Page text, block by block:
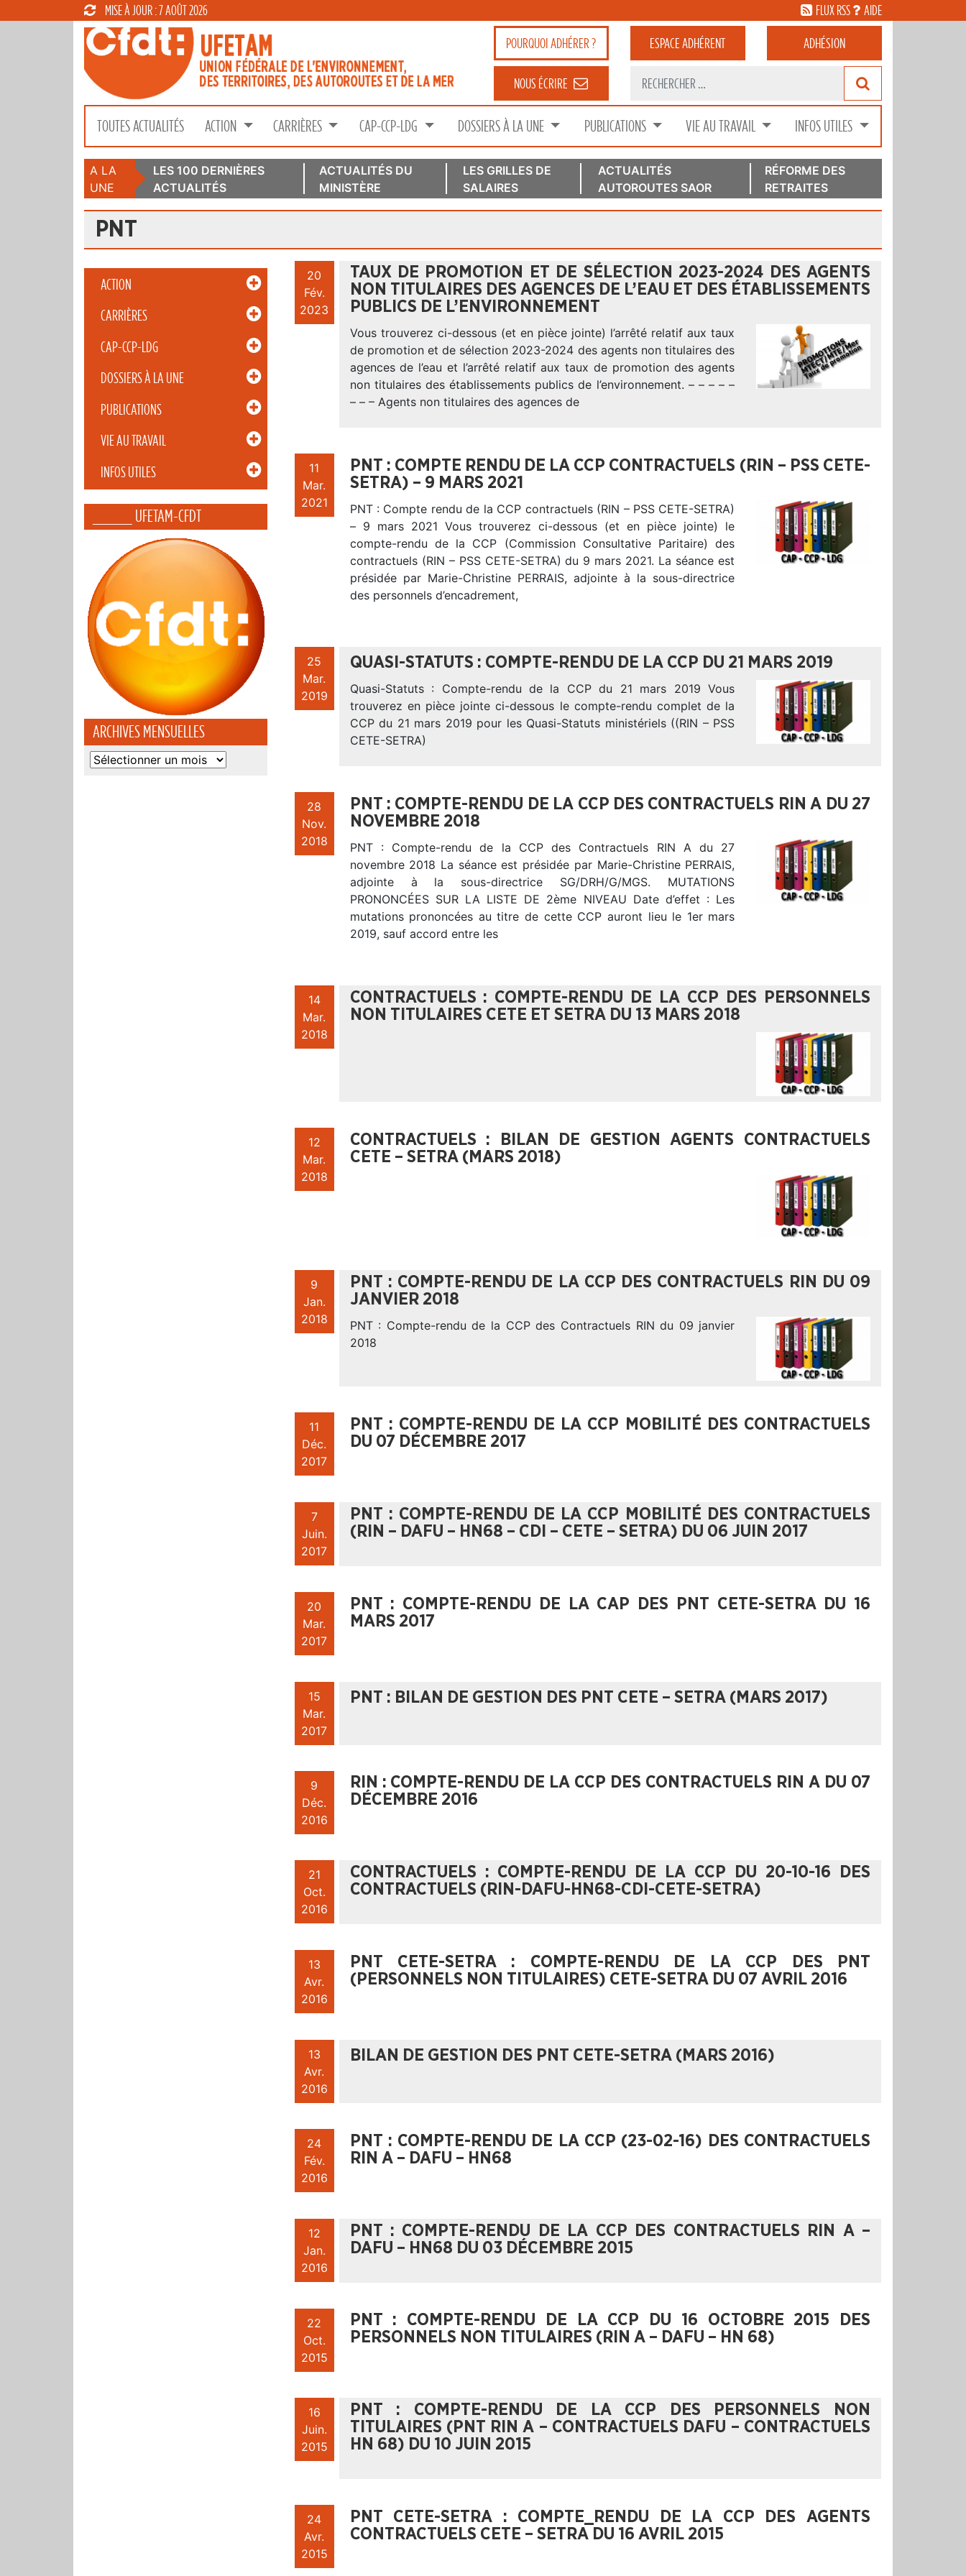
MISE À JOUR : 7 AOÛT 2026 FLUX RSS AIDE
POURQUOIADHÉRER ? ESPACEADHÉRENT ADHÉSION
NOUS ÉCRIRE
TOUTES ACTUALITÉS ACTION CARRIÈRES CAP-CCP-LDG DOSSIERS À LA UNE PUBLICATIONS VIE AU TRAVAIL INFOS UTILES
A LA
UNE
LES 100 DERNIÈRES
ACTUALITÉS
ACTUALITÉS DU
MINISTÈRE
LES GRILLES DE
SALAIRES
ACTUALITÉS
AUTOROUTES SAOR
RÉFORME DES
RETRAITES
PNT
ACTION
CARRIÈRES
CAP-CCP-LDG
DOSSIERS À LA UNE
PUBLICATIONS
VIE AU TRAVAIL
INFOS UTILES
_____ UFETAM-CFDT
ARCHIVES MENSUELLES
Archives
20
Fév.
2023
TAUX DE PROMOTION ET DE SÉLECTION 2023-2024 DES AGENTS
NON TITULAIRES DES AGENCES DE L’EAU ET DES ÉTABLISSEMENTS
PUBLICS DE L’ENVIRONNEMENT
Vous trouverez ci-dessous (et en pièce jointe) l’arrêté relatif aux taux
de promotion et de sélection 2023-2024 des agents non titulaires des
agences de l’eau et l’arrêté relatif aux taux de promotion des agents
non titulaires des établissements publics de l’environnement. – – – – –
– – – Agents non titulaires des agences de
11
Mar.
2021
PNT : COMPTE RENDU DE LA CCP CONTRACTUELS (RIN – PSS CETE-
SETRA) – 9 MARS 2021
PNT : Compte rendu de la CCP contractuels (RIN – PSS CETE-SETRA)
– 9 mars 2021 Vous trouverez ci-dessous (et en pièce jointe) le
compte-rendu de la CCP (Commission Consultative Paritaire) des
contractuels (RIN – PSS CETE-SETRA) du 9 mars 2021. La séance est
présidée par Marie-Christine PERRAIS, adjointe à la sous-directrice
des personnels d’encadrement,
25
Mar.
2019
QUASI-STATUTS : COMPTE-RENDU DE LA CCP DU 21 MARS 2019
Quasi-Statuts : Compte-rendu de la CCP du 21 mars 2019 Vous
trouverez en pièce jointe ci-dessous le compte-rendu complet de la
CCP du 21 mars 2019 pour les Quasi-Statuts ministériels ((RIN – PSS
CETE-SETRA)
28
Nov.
2018
PNT : COMPTE-RENDU DE LA CCP DES CONTRACTUELS RIN A DU 27
NOVEMBRE 2018
PNT : Compte-rendu de la CCP des Contractuels RIN A du 27
novembre 2018 La séance est présidée par Marie-Christine PERRAIS,
adjointe à la sous-directrice SG/DRH/G/MGS. MUTATIONS
PRONONCÉES SUR LA LISTE DE 2ème NIVEAU Date d’effet : Les
mutations prononcées au titre de cette CCP auront lieu le 1er mars
2019, sauf accord entre les
14
Mar.
2018
CONTRACTUELS : COMPTE-RENDU DE LA CCP DES PERSONNELS
NON TITULAIRES CETE ET SETRA DU 13 MARS 2018
12
Mar.
2018
CONTRACTUELS : BILAN DE GESTION AGENTS CONTRACTUELS
CETE – SETRA (MARS 2018)
9
Jan.
2018
PNT : COMPTE-RENDU DE LA CCP DES CONTRACTUELS RIN DU 09
JANVIER 2018
PNT : Compte-rendu de la CCP des Contractuels RIN du 09 janvier
2018
11
Déc.
2017
PNT : COMPTE-RENDU DE LA CCP MOBILITÉ DES CONTRACTUELS
DU 07 DÉCEMBRE 2017
7
Juin.
2017
PNT : COMPTE-RENDU DE LA CCP MOBILITÉ DES CONTRACTUELS
(RIN – DAFU – HN68 – CDI – CETE – SETRA) DU 06 JUIN 2017
20
Mar.
2017
PNT : COMPTE-RENDU DE LA CAP DES PNT CETE-SETRA DU 16
MARS 2017
15
Mar.
2017
PNT : BILAN DE GESTION DES PNT CETE – SETRA (MARS 2017)
9
Déc.
2016
RIN : COMPTE-RENDU DE LA CCP DES CONTRACTUELS RIN A DU 07
DÉCEMBRE 2016
21
Oct.
2016
CONTRACTUELS : COMPTE-RENDU DE LA CCP DU 20-10-16 DES
CONTRACTUELS (RIN-DAFU-HN68-CDI-CETE-SETRA)
13
Avr.
2016
PNT CETE-SETRA : COMPTE-RENDU DE LA CCP DES PNT
(PERSONNELS NON TITULAIRES) CETE-SETRA DU 07 AVRIL 2016
13
Avr.
2016
BILAN DE GESTION DES PNT CETE-SETRA (MARS 2016)
24
Fév.
2016
PNT : COMPTE-RENDU DE LA CCP (23-02-16) DES CONTRACTUELS
RIN A – DAFU – HN68
12
Jan.
2016
PNT : COMPTE-RENDU DE LA CCP DES CONTRACTUELS RIN A –
DAFU – HN68 DU 03 DÉCEMBRE 2015
22
Oct.
2015
PNT : COMPTE-RENDU DE LA CCP DU 16 OCTOBRE 2015 DES
PERSONNELS NON TITULAIRES (RIN A – DAFU – HN 68)
16
Juin.
2015
PNT : COMPTE-RENDU DE LA CCP DES PERSONNELS NON
TITULAIRES (PNT RIN A – CONTRACTUELS DAFU – CONTRACTUELS
HN 68) DU 10 JUIN 2015
24
Avr.
2015
PNT CETE-SETRA : COMPTE_RENDU DE LA CCP DES AGENTS
CONTRACTUELS CETE – SETRA DU 16 AVRIL 2015